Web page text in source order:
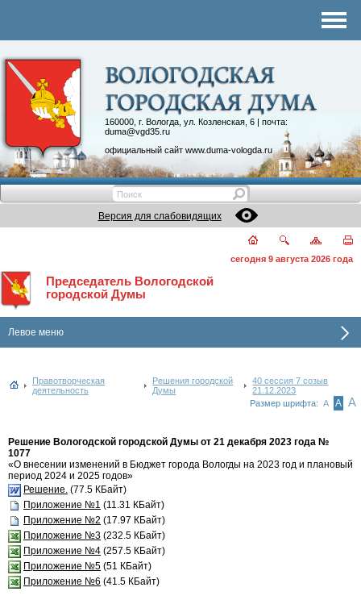
160000, г. Вологда, ул. Козленская, 6 | почта:
duma@vgd35.ru
официальный сайт www.duma-vologda.ru
Контакты
Депутатские объединения
Версия для слабовидящих
сегодня 9 августа 2026 года
Председатель Вологодской
городской Думы
Левое меню
Правотворческая
деятельность
Решения городской
Думы
40 сессия 7 созыв
21.12.2023
Размер шрифта: А А А
Решение Вологодской городской Думы от 21 декабря 2023 года №
1077
«О внесении изменений в Бюджет города Вологды на 2023 год и плановый
период 2024 и 2025 годов»
Решение. (77.5 КБайт)
Приложение №1 (11.31 КБайт)
Приложение №2 (17.97 КБайт)
Приложение №3 (232.5 КБайт)
Приложение №4 (257.5 КБайт)
Приложение №5 (51 КБайт)
Приложение №6 (41.5 КБайт)